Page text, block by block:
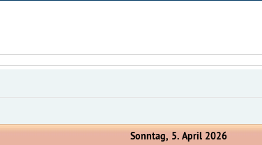
Sonntag, 5. April 2026